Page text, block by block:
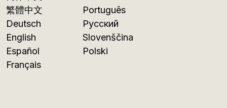
繁體中文
Deutsch
English
Español
Français
Português
Русский
Slovenščina
Polski